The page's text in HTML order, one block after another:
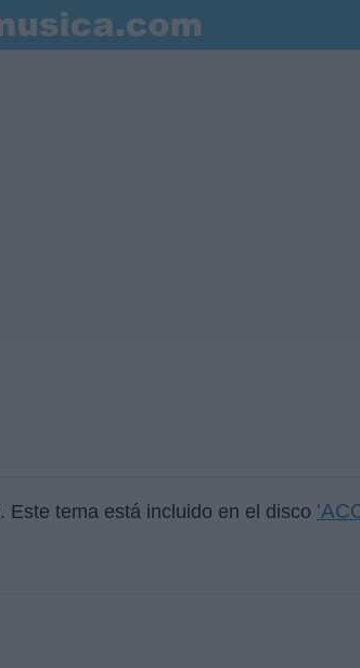
. Este tema está incluido en el disco